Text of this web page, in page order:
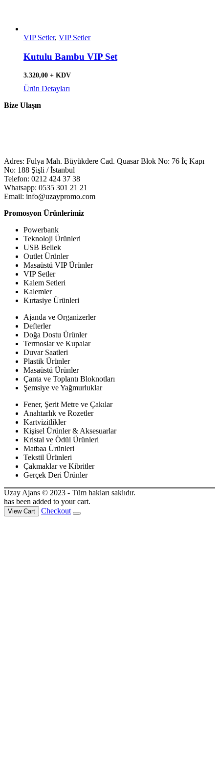
VIP Setler, VIP Setler
Kutulu Bambu VIP Set
3.320,00 + KDV
Ürün Detayları
Bize Ulaşın
Adres: Fulya Mah. Büyükdere Cad. Quasar Blok No: 76 İç Kapı
No: 188 Şişli / İstanbul
Telefon: 0212 424 37 38
Whatsapp: 0535 301 21 21
Email: info@uzaypromo.com
Promosyon Ürünlerimiz
Powerbank
Teknoloji Ürünleri
USB Bellek
Outlet Ürünler
Masaüstü VIP Ürünler
VIP Setler
Kalem Setleri
Kalemler
Kırtasiye Ürünleri
Ajanda ve Organizerler
Defterler
Doğa Dostu Ürünler
Termoslar ve Kupalar
Duvar Saatleri
Plastik Ürünler
Masaüstü Ürünler
Çanta ve Toplantı Bloknotları
Şemsiye ve Yağmurluklar
Fener, Şerit Metre ve Çakılar
Anahtarlık ve Rozetler
Kartvizitlikler
Kişisel Ürünler & Aksesuarlar
Kristal ve Ödül Ürünleri
Matbaa Ürünleri
Tekstil Ürünleri
Çakmaklar ve Kibritler
Gerçek Deri Ürünler
Uzay Ajans © 2023 - Tüm hakları saklıdır.
has been added to your cart.
View Cart Checkout